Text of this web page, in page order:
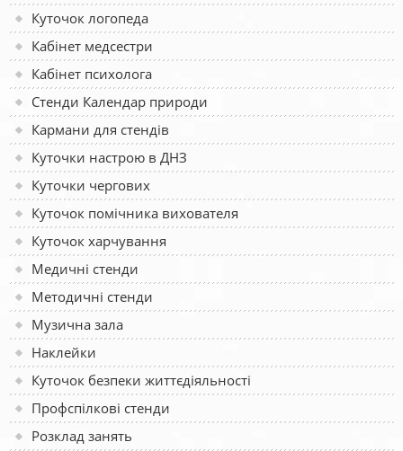
Куточок логопеда
Кабінет медсестри
Кабінет психолога
Стенди Календар природи
Кармани для стендів
Куточки настрою в ДНЗ
Куточки чергових
Куточок помічника вихователя
Куточок харчування
Медичні стенди
Методичні стенди
Музична зала
Наклейки
Куточок безпеки життєдіяльності
Профспілкові стенди
Розклад занять